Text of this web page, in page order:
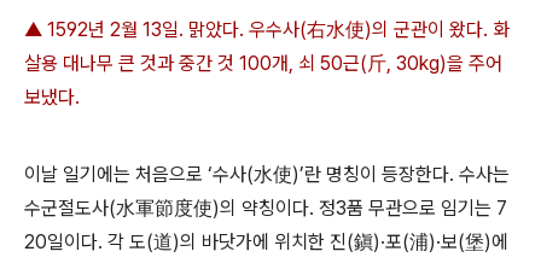
▲ 1592년 2월 13일. 맑았다. 우수사(右水使)의 군관이 왔다. 화
살용 대나무 큰 것과 중간 것 100개, 쇠 50근(斤, 30kg)을 주어
보냈다.
이날 일기에는 처음으로 ‘수사(水使)’란 명칭이 등장한다. 수사는
수군절도사(水軍節度使)의 약칭이다. 정3품 무관으로 임기는 7
20일이다. 각 도(道)의 바닷가에 위치한 진(鎭)·포(浦)·보(堡)에